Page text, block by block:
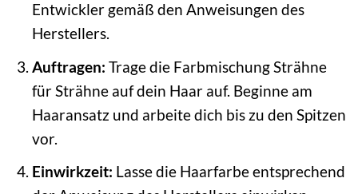
Entwickler gemäß den Anweisungen des
Herstellers.
Auftragen: Trage die Farbmischung Strähne
für Strähne auf dein Haar auf. Beginne am
Haaransatz und arbeite dich bis zu den Spitzen
vor.
Einwirkzeit: Lasse die Haarfarbe entsprechend